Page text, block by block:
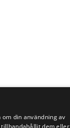
din användning av
dem eller